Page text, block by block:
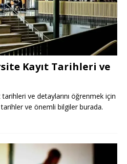
Kayıt Tarihleri ve
ve detaylarını öğrenmek için
tarihler ve önemli bilgiler burada.